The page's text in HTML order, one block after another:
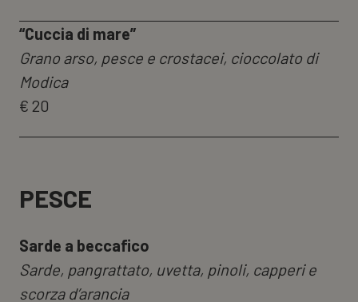
“Cuccia di mare”
Grano arso, pesce e crostacei, cioccolato di
Modica
€ 20
PESCE
Sarde a beccafico
Sarde, pangrattato, uvetta, pinoli, capperi e
scorza d’arancia